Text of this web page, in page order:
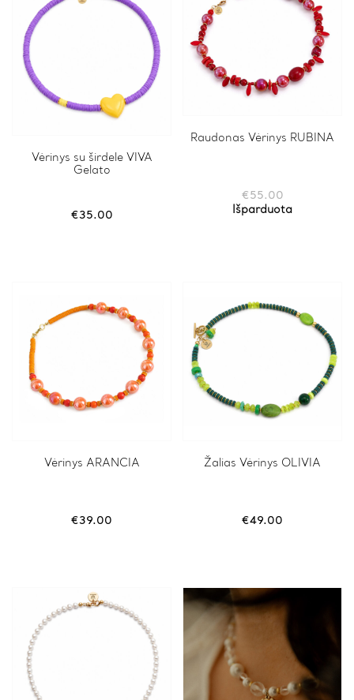
Vėrinys su širdele VIVA
Gelato
€35.00
Raudonas Vėrinys RUBINA
€ 55.00
Išparduota
Vėrinys ARANCIA
€39.00
Žalias Vėrinys OLIVIA
€49.00